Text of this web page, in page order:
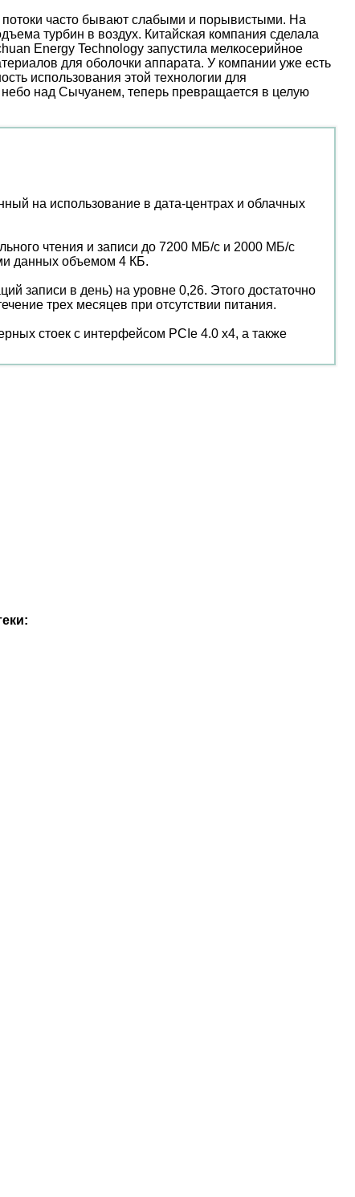
потоки часто бывают слабыми и порывистыми. На
турбин в воздух. Китайская компания сделала
Energy Technology запустила мелкосерийное
для оболочки аппарата. У компании уже есть
использования этой технологии для
небо над Сычуанем, теперь превращается в целую
на использование в дата-центрах и облачных
чтения и записи до 7200 МБ/с и 2000 МБ/с
данных объемом 4 КБ.
записи в день) на уровне 0,26. Этого достаточно
трех месяцев при отсутствии питания.
стоек с интерфейсом PCIe 4.0 x4, а также